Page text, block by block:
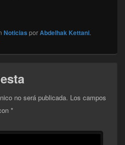
Noticias porAbdelhak Kettani.
no será publicada. Los campos
*